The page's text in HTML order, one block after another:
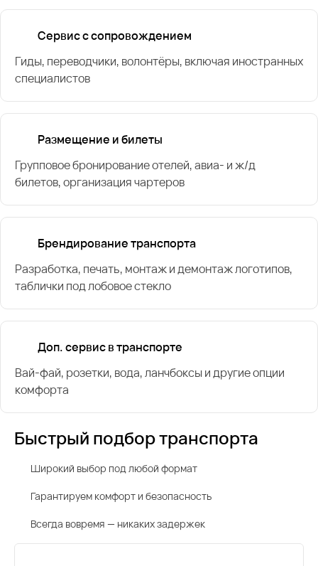
Сервис с сопровождением
Гиды, переводчики, волонтёры, включая иностранных
специалистов
Размещение и билеты
Групповое бронирование отелей, авиа- и ж/д
билетов, организация чартеров
Брендирование транспорта
Разработка, печать, монтаж и демонтаж логотипов,
таблички под лобовое стекло
Доп. сервис в транспорте
Вай-фай, розетки, вода, ланчбоксы и другие опции
комфорта
Быстрый подбор транспорта
Широкий выбор под любой формат
Гарантируем комфорт и безопасность
Всегда вовремя — никаких задержек